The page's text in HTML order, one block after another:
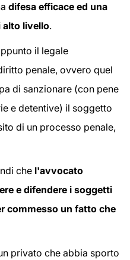
difesa efficace ed una
alto livello.
il legale
penale, ovvero quel
di sanzionare (con pene
e detentive) il soggetto
di un processo penale,
che l'avvocato
e difendere i soggetti
commesso un fatto che
privato che abbia sporto